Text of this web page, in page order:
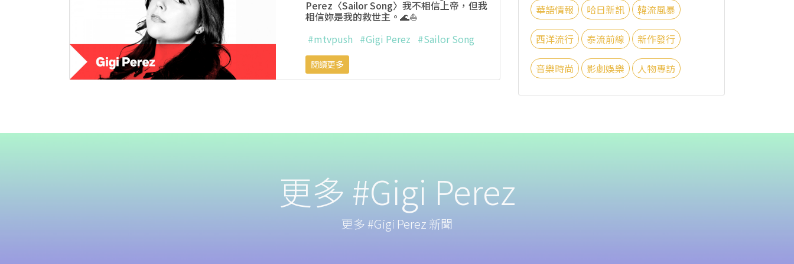
華語情報 哈日新訊 韓流風暴
西洋流行 泰流前線 新作發行
音樂時尚 影劇娛樂 人物專訪
Perez〈Sailor Song〉我不相信上帝，但我
相信妳是我的救世主。🌊⛵
#mtvpush #Gigi Perez #Sailor Song
閱讀更多
更多 #Gigi Perez
更多 #Gigi Perez 新聞